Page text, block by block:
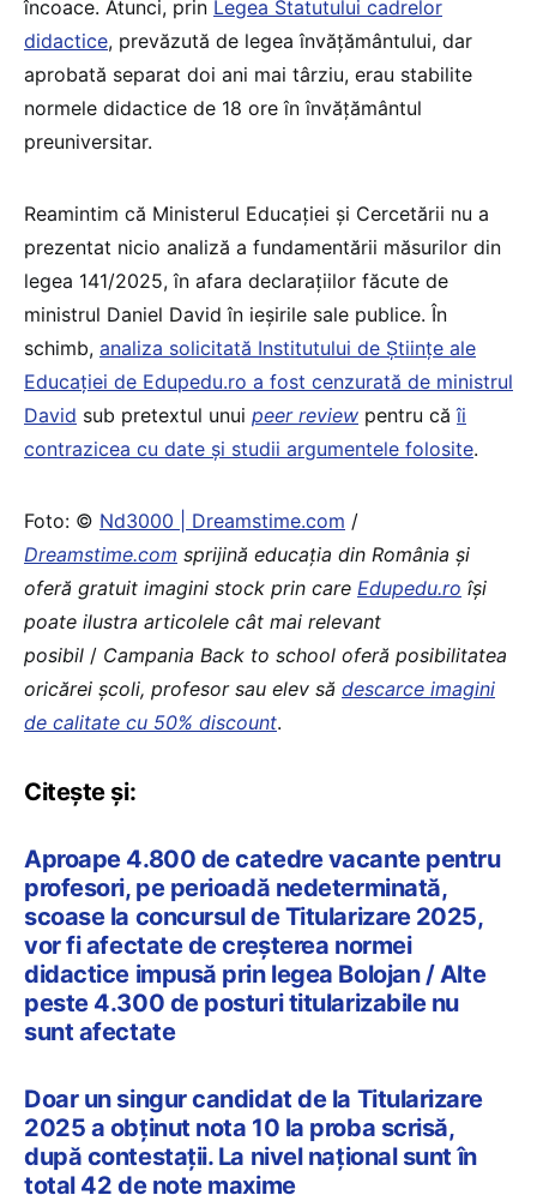
încoace. Atunci, prin Legea Statutului cadrelor
didactice, prevăzută de legea învățământului, dar
aprobată separat doi ani mai târziu, erau stabilite
normele didactice de 18 ore în învățământul
preuniversitar.
Reamintim că Ministerul Educației și Cercetării nu a
prezentat nicio analiză a fundamentării măsurilor din
legea 141/2025, în afara declarațiilor făcute de
ministrul Daniel David în ieșirile sale publice. În
schimb, analiza solicitată Institutului de Științe ale
Educației de Edupedu.ro a fost cenzurată de ministrul
David sub pretextul unui peer review pentru căîi
contrazicea cu date și studii argumentele folosite.
Foto: © Nd3000 | Dreamstime.com /
Dreamstime.com sprijină educaţia din România şi
oferă gratuit imagini stock prin care Edupedu.ro îşi
poate ilustra articolele cât mai relevant
posibil / Campania Back to school oferă posibilitatea
oricărei școli, profesor sau elev să descarce imagini
de calitate cu 50% discount.
Citește și:
Aproape 4.800 de catedre vacante pentru
profesori, pe perioadă nedeterminată,
scoase la concursul de Titularizare 2025,
vor fi afectate de creșterea normei
didactice impusă prin legea Bolojan / Alte
peste 4.300 de posturi titularizabile nu
sunt afectate
Doar un singur candidat de la Titularizare
2025 a obținut nota 10 la proba scrisă,
după contestații. La nivel național sunt în
total 42 de note maxime